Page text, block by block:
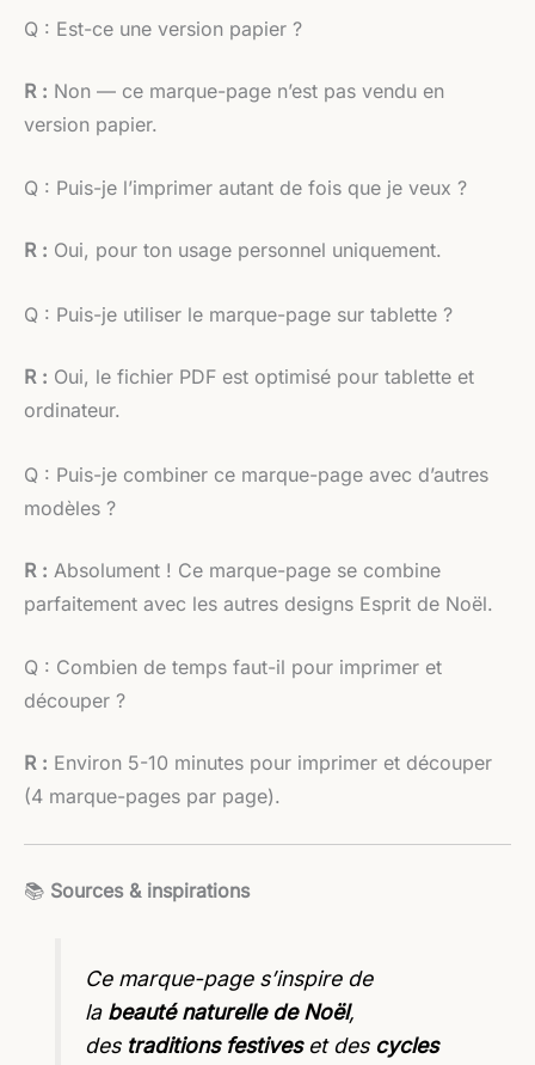
Q : Est-ce une version papier ?
R : Non — ce marque-page n’est pas vendu en
version papier.
Q : Puis-je l’imprimer autant de fois que je veux ?
R : Oui, pour ton usage personnel uniquement.
Q : Puis-je utiliser le marque-page sur tablette ?
R : Oui, le fichier PDF est optimisé pour tablette et
ordinateur.
Q : Puis-je combiner ce marque-page avec d’autres
modèles ?
R : Absolument ! Ce marque-page se combine
parfaitement avec les autres designs Esprit de Noël.
Q : Combien de temps faut-il pour imprimer et
découper ?
R : Environ 5-10 minutes pour imprimer et découper
(4 marque-pages par page).
📚 Sources & inspirations
Ce marque-page s’inspire de
la beauté naturelle de Noël,
des traditions festiveset des cycles